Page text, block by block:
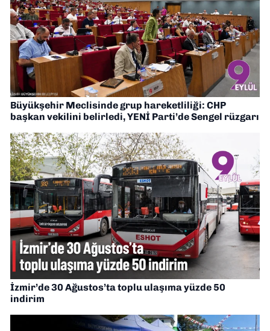
Büyükşehir Meclisinde grup hareketliliği: CHP
başkan vekilini belirledi, YENİ Parti’de Sengel rüzgarı
İzmir’de 30 Ağustos’ta toplu ulaşıma yüzde 50
indirim